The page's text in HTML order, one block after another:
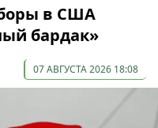
в США
бардак»
07 АВГУСТА 2026 18:08